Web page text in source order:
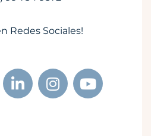
Redes Sociales!
L
i
n
I
n
s
Y
o
u